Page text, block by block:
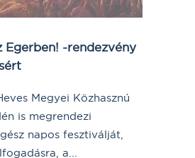
Egerben! -rendezvény
Megyei Közhasznú
is megrendezi
napos fesztiválját,
a...